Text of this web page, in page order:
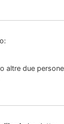
altre due